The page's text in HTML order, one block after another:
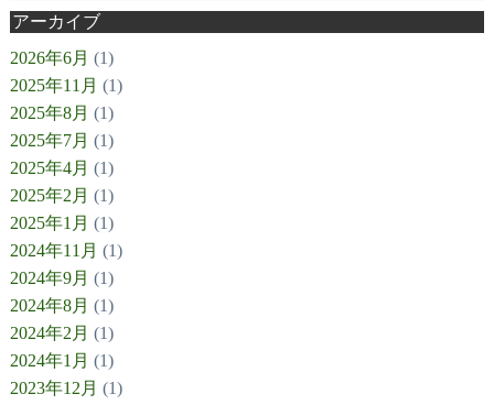
アーカイブ
2026年6月 (1)
2025年11月 (1)
2025年8月 (1)
2025年7月 (1)
2025年4月 (1)
2025年2月 (1)
2025年1月 (1)
2024年11月 (1)
2024年9月 (1)
2024年8月 (1)
2024年2月 (1)
2024年1月 (1)
2023年12月 (1)